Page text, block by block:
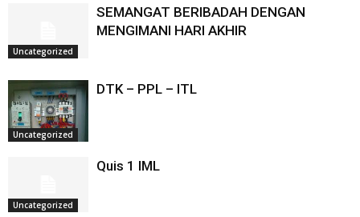
Uncategorized
SEMANGAT BERIBADAH DENGAN
MENGIMANI HARI AKHIR
Uncategorized
DTK – PPL – ITL
Uncategorized
Quis 1 IML